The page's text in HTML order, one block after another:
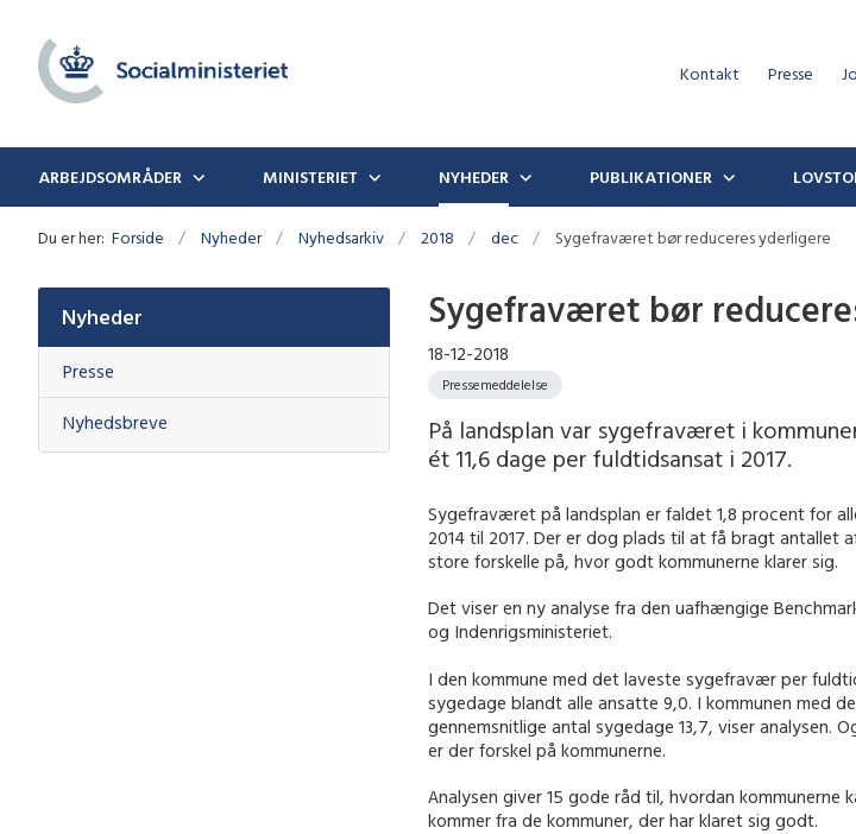
Kontakt Presse
ARBEJDSOMRÅDER MINISTERIET NYHEDER PUBLIKATIONER
Du er her: Forside Nyheder Nyhedsarkiv 2018 dec Sygefraværet bør reduceres yderligere
Nyheder
Presse
Nyhedsbreve
Sygefraværet bør
18-12-2018
Pressemeddelelse
På landsplan var sygefraværet i
ét 11,6 dage per fuldtidsansat i 2017.
Sygefraværet på landsplan er faldet 1,8 procent for
2014 til 2017. Der er dog plads til at få bragt antallet
store forskelle på, hvor godt kommunerne klarer sig.
Det viser en ny analyse fra den uafhængige
og Indenrigsministeriet.
I den kommune med det laveste sygefravær per
sygedage blandt alle ansatte 9,0. I kommunen med
gennemsnitlige antal sygedage 13,7, viser analysen.
er der forskel på kommunerne.
Analysen giver 15 gode råd til, hvordan kommunerne
kommer fra de kommuner, der har klaret sig godt.